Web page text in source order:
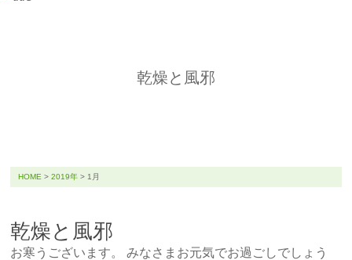
乾燥と風邪
HOME >2019年 > 1月
乾燥と風邪
お寒うございます。 みなさまお元気でお過ごしでしょう